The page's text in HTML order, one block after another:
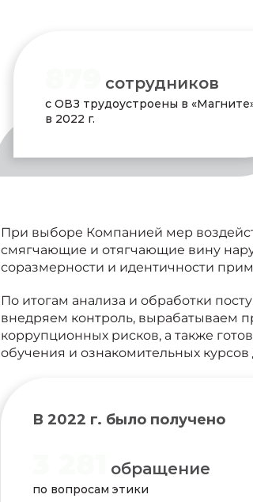
сотрудников
с ОВЗ трудоустроены в
в 2022 г.
При выборе Компанией мер
смягчающие и отягчающие вину
соразмерности и идентичности
По итогам анализа и обработки
внедряем контроль, вырабатываем
коррупционных рисков, а также
обучения и ознакомительных курсов
В 2022 г. было получено
обращение
по вопросам этики